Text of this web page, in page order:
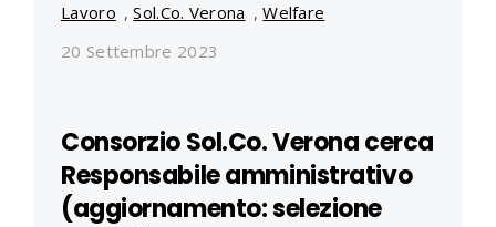
Lavoro ,Sol.Co. Verona ,Welfare
20 Settembre 2023
Consorzio Sol.Co. Verona cerca
Responsabile amministrativo
(aggiornamento: selezione